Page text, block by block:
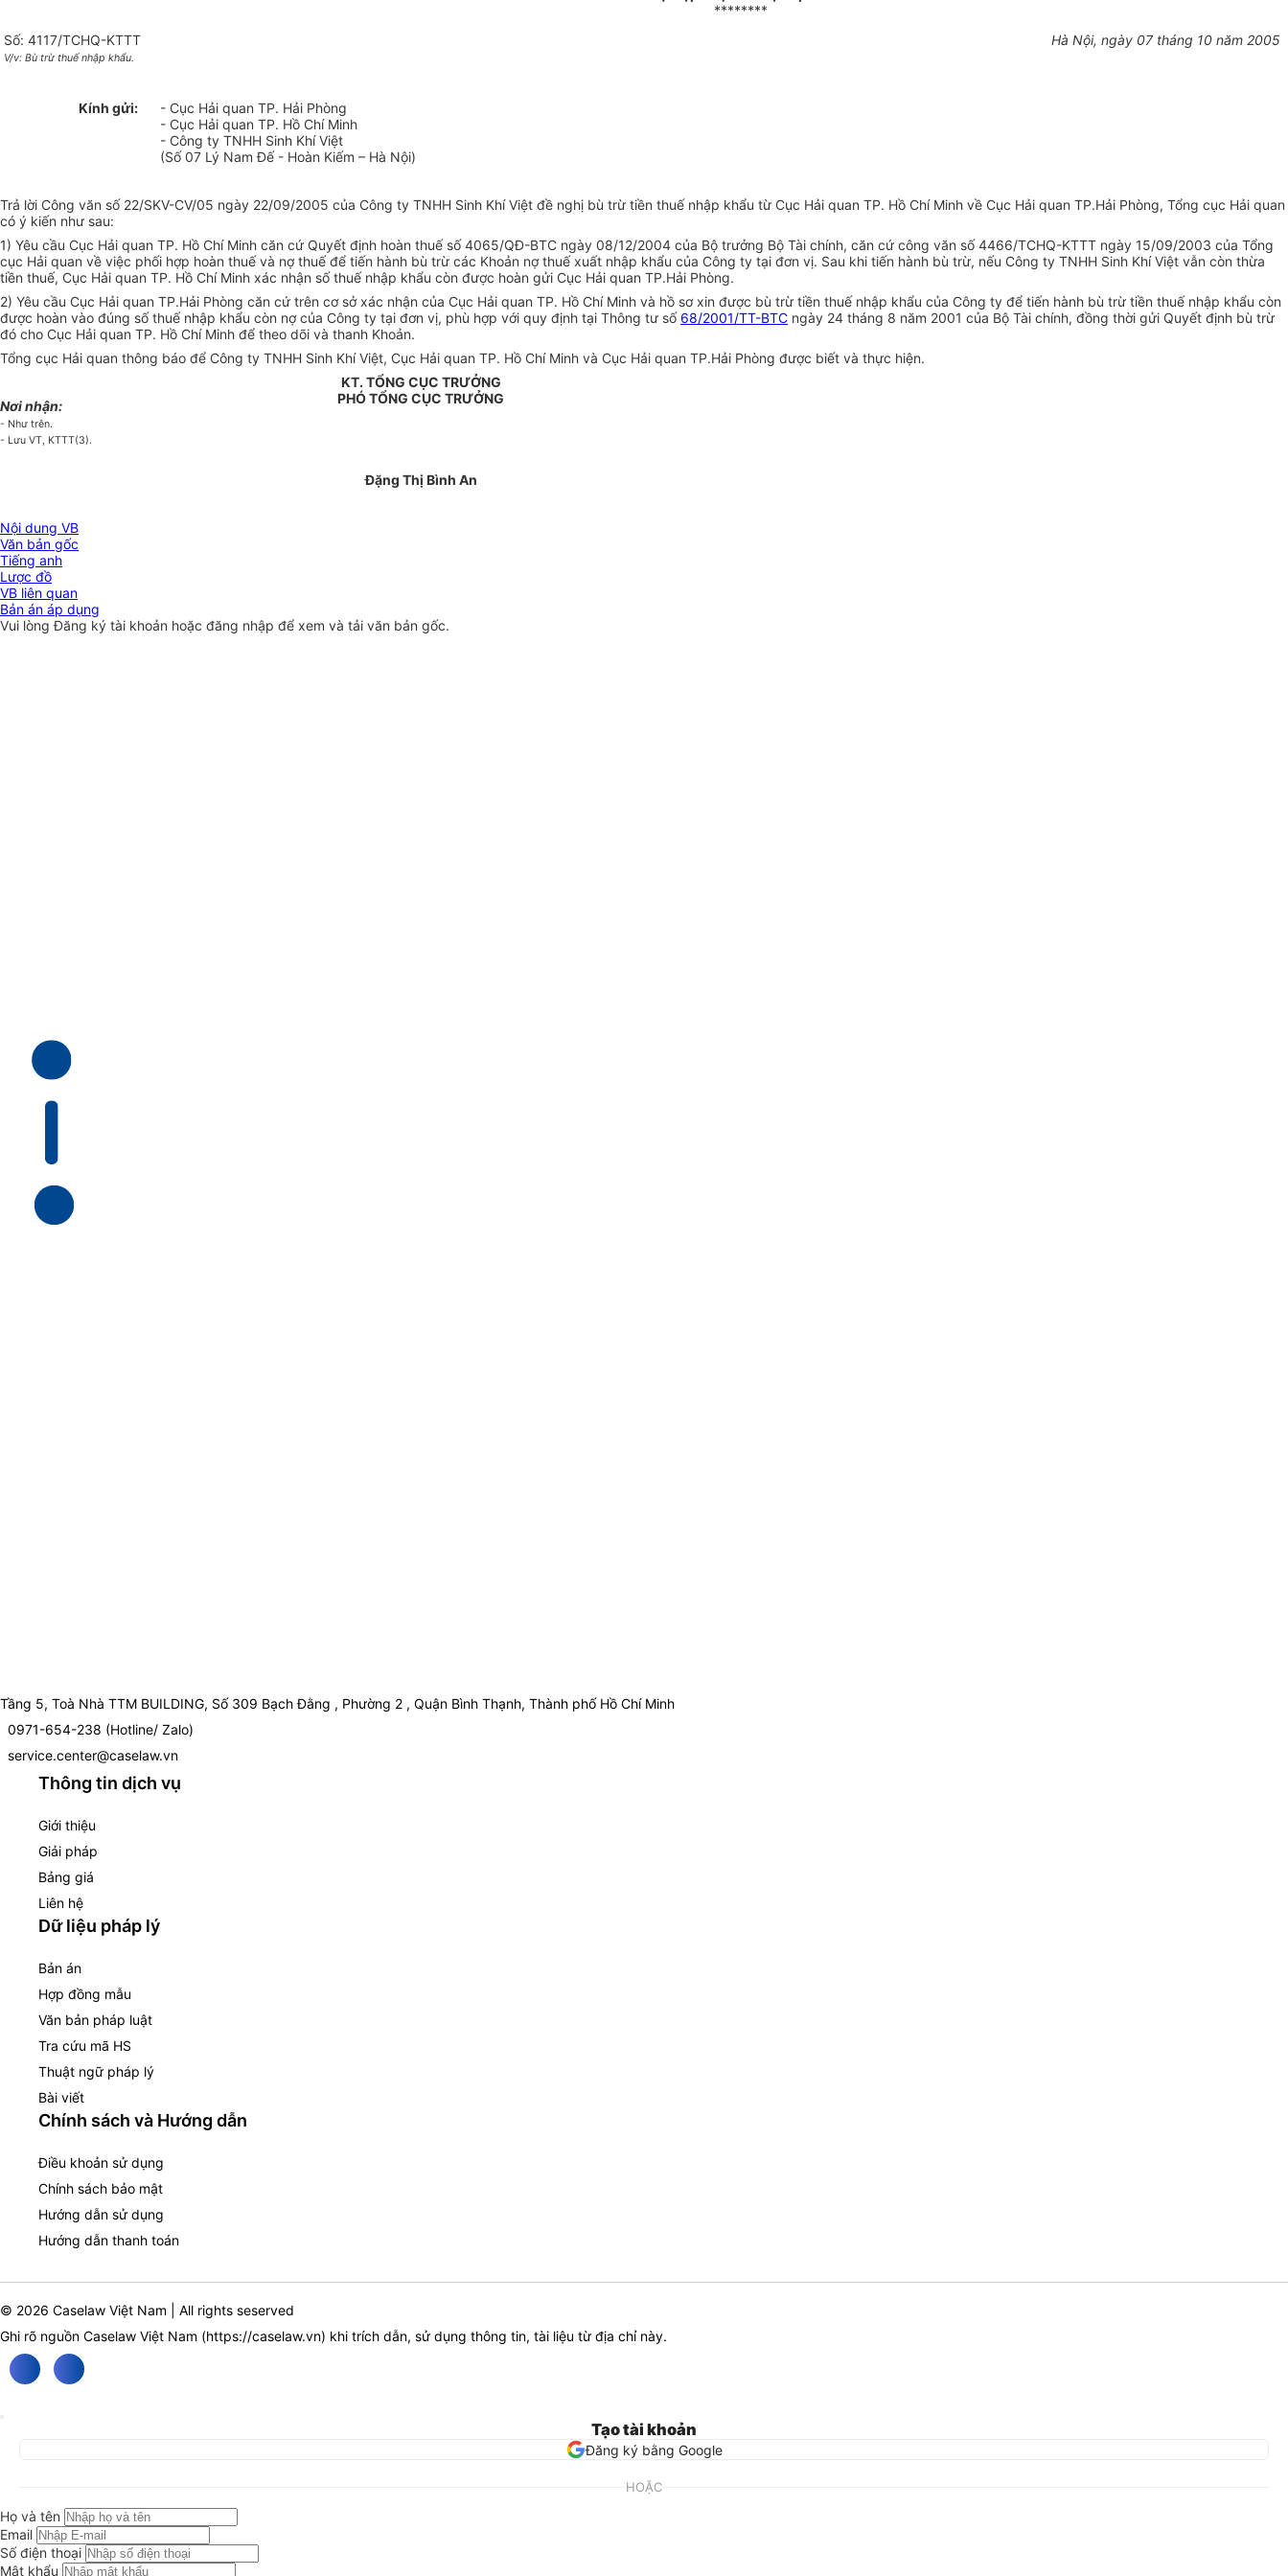
********
Số: 4117/TCHQ-KTTT
V/v: Bù trừ thuế nhập khẩu.
Hà Nội, ngày 07 tháng 10 năm 2005
Kính gửi:
- Cục Hải quan TP. Hải Phòng
- Cục Hải quan TP. Hồ Chí Minh
- Công ty TNHH Sinh Khí Việt
(Số 07 Lý Nam Đế - Hoàn Kiếm – Hà Nội)
Trả lời Công văn số 22/SKV-CV/05 ngày 22/09/2005 của Công ty TNHH Sinh Khí Việt đề nghị bù trừ tiền thuế nhập khẩu từ Cục Hải quan TP. Hồ Chí Minh về Cục Hải quan TP.Hải Phòng, Tổng cục Hải quan
có ý kiến như sau:
1) Yêu cầu Cục Hải quan TP. Hồ Chí Minh căn cứ Quyết định hoàn thuế số 4065/QĐ-BTC ngày 08/12/2004 của Bộ trưởng Bộ Tài chính, căn cứ công văn số 4466/TCHQ-KTTT ngày 15/09/2003 của Tổng
cục Hải quan về việc phối hợp hoàn thuế và nợ thuế để tiến hành bù trừ các Khoản nợ thuế xuất nhập khẩu của Công ty tại đơn vị. Sau khi tiến hành bù trừ, nếu Công ty TNHH Sinh Khí Việt vẫn còn thừa
tiền thuế, Cục Hải quan TP. Hồ Chí Minh xác nhận số thuế nhập khẩu còn được hoàn gửi Cục Hải quan TP.Hải Phòng.
2) Yêu cầu Cục Hải quan TP.Hải Phòng căn cứ trên cơ sở xác nhận của Cục Hải quan TP. Hồ Chí Minh và hồ sơ xin được bù trừ tiền thuế nhập khẩu của Công ty để tiến hành bù trừ tiền thuế nhập khẩu còn
được hoàn vào đúng số thuế nhập khẩu còn nợ của Công ty tại đơn vị, phù hợp với quy định tại Thông tư số 68/2001/TT-BTC ngày 24 tháng 8 năm 2001 của Bộ Tài chính, đồng thời gửi Quyết định bù trừ
đó cho Cục Hải quan TP. Hồ Chí Minh để theo dõi và thanh Khoản.
Tổng cục Hải quan thông báo để Công ty TNHH Sinh Khí Việt, Cục Hải quan TP. Hồ Chí Minh và Cục Hải quan TP.Hải Phòng được biết và thực hiện.
Nơi nhận:
- Như trên.
- Lưu VT, KTTT(3).
KT. TỔNG CỤC TRƯỞNG
PHÓ TỔNG CỤC TRƯỞNG
Đặng Thị Bình An
Nội dung VB
Văn bản gốc
Tiếng anh
Lược đồ
VB liên quan
Bản án áp dụng
Vui lòngĐăng ký tài khoản hoặc đăng nhập để xem và tải văn bản gốc.
Tầng 5, Toà Nhà TTM BUILDING, Số 309 Bạch Đằng , Phường 2 , Quận Bình Thạnh, Thành phố Hồ Chí Minh
0971-654-238 (Hotline/ Zalo)
service.center@caselaw.vn
Thông tin dịch vụ
Giới thiệu
Giải pháp
Bảng giá
Liên hệ
Dữ liệu pháp lý
Bản án
Hợp đồng mẫu
Văn bản pháp luật
Tra cứu mã HS
Thuật ngữ pháp lý
Bài viết
Chính sách và Hướng dẫn
Điều khoản sử dụng
Chính sách bảo mật
Hướng dẫn sử dụng
Hướng dẫn thanh toán
© 2026 Caselaw Việt Nam | All rights seserved
Ghi rõ nguồn Caselaw Việt Nam (https://caselaw.vn) khi trích dẫn, sử dụng thông tin, tài liệu từ địa chỉ này.
Tạo tài khoản
Đăng ký bằng Google
HOẶC
Họ và tên
Email
Số điện thoại
Mật khẩu